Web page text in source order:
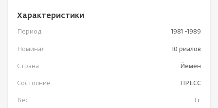
Характеристики
Период 1981 -1989
Номинал 10 риалов
Страна Йемен
Состояние ПРЕСС
Вес 1 г